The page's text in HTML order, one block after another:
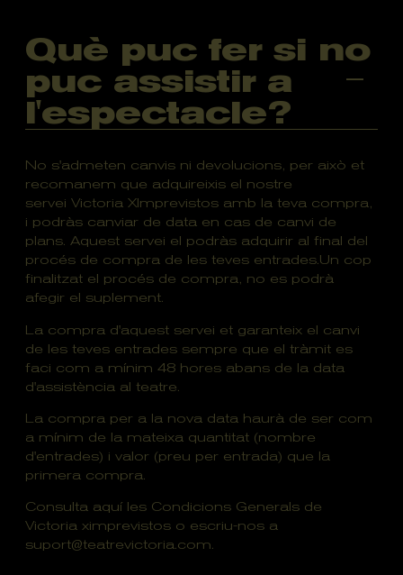
Què puc fer si no
puc assistir a
l'espectacle?
No s'admeten canvis ni devolucions, per això et
recomanem que adquireixis el nostre
servei Victoria XImprevistos amb la teva compra,
i podràs canviar de data en cas de canvi de
plans. Aquest servei el podràs adquirir al final del
procés de compra de les teves entrades.Un cop
finalitzat el procés de compra, no es podrà
afegir el suplement.
La compra d'aquest servei et garanteix el canvi
de les teves entrades sempre que el tràmit es
faci com a mínim 48 hores abans de la data
d'assistència al teatre.
La compra per a la nova data haurà de ser com
a mínim de la mateixa quantitat (nombre
d'entrades) i valor (preu per entrada) que la
primera compra.
Consulta aquí les Condicions Generals de
Victoria ximprevistos o escriu-nos a
suport@teatrevictoria.com.